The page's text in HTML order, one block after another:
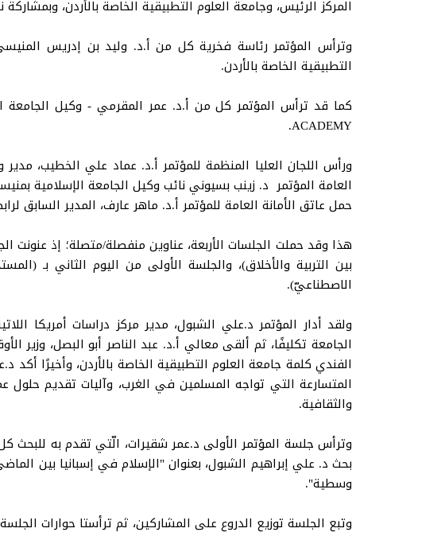
المركز الرئيس، وجامعة العلوم التطبيقية الخاصة بالأردن، وبمشاركة
وترأس المؤتمر رئاسة فخرية كل من أ.د. وليد بن إدريس
التطبيقية الخاصة بالأردن.
ACADEMY.
ورأس اللجان العليا المنظمة للمؤتمر أ.د. عماد علي الخطيب،
العامة المؤتمر د. زينب بسيوني نائب وكيل الجامعة الإسلامية
حمل عاتق الأمانة العامة للمؤتمر أ.د. ماهر عارف، المدير السابق
هذا وقد حملت الجلسات الأربعة، عناوين منفصلة/متصلة؛ إذ عنونت
بين التربية والأخلاق)، والجلسة الأولى من اليوم الثاني بـ
الاصطناعيّ).
ولقد أدار المؤتمر د.علي الشبول، مدير مركز دراسات أمريكا
الجامعة تكليفًا، ثم ألقى معالي أ.د. عبد الناصر أبو البصل، وزير
الفندي كلمة جامعة العلوم التطبيقية الخاصة بالأردن، وأخيرًا
المتسارعة التي تواجه المسلمين في الغرب، وآليات تقديم
والثقافية.
وترأس جلسة المؤتمر الأولى د.عمر شقيرات، الّتي تقدم به للبحث
بحث د. علي إبراهيم الشبول، بعنوان "الإسلام في إسبانيا بين
وسطية".
وتبع الجلسة توزيع الدروع على المشاركين، ثم ترأستا حوارات